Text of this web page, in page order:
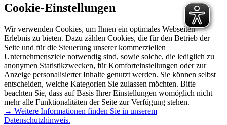
Cookie-Einstellungen
Wir verwenden Cookies, um Ihnen ein optimales Webseiten-
Erlebnis zu bieten. Dazu zählen Cookies, die für den Betrieb der
Seite und für die Steuerung unserer kommerziellen
Unternehmensziele notwendig sind, sowie solche, die lediglich zu
anonymen Statistikzwecken, für Komforteinstellungen oder zur
Anzeige personalisierter Inhalte genutzt werden. Sie können selbst
entscheiden, welche Kategorien Sie zulassen möchten. Bitte
beachten Sie, dass auf Basis Ihrer Einstellungen womöglich nicht
mehr alle Funktionalitäten der Seite zur Verfügung stehen.
→ Weitere Informationen finden Sie in unserem
Datenschutzhinweis.